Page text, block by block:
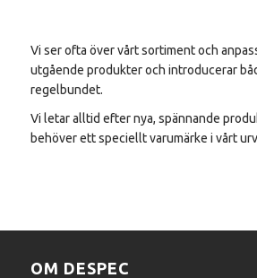
Vi ser ofta över vårt sortiment och
utgående produkter och introducerar
regelbundet.
Vi letar alltid efter nya, spännande
behöver ett speciellt varumärke i vårt
OM DESPEC